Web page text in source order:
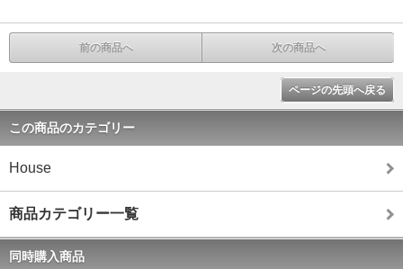
前の商品へ 次の商品へ
ページの先頭へ戻る
この商品のカテゴリー
House
商品カテゴリー一覧
同時購入商品